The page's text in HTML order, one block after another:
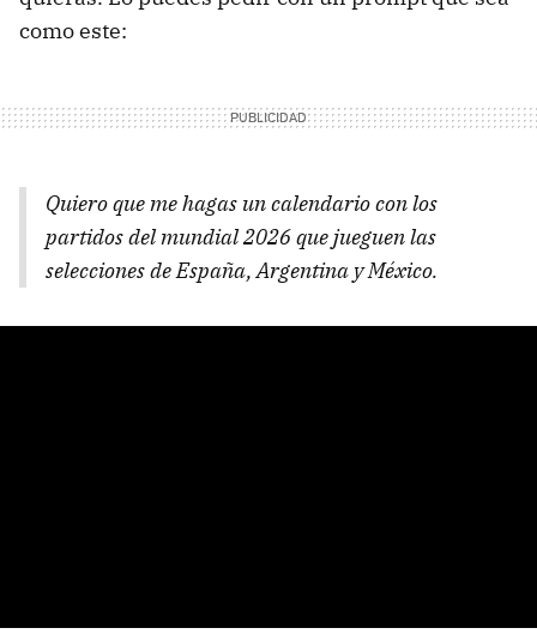
como este:
Quiero que me hagas un calendario con los
partidos del mundial 2026 que jueguen las
selecciones de España, Argentina y México.